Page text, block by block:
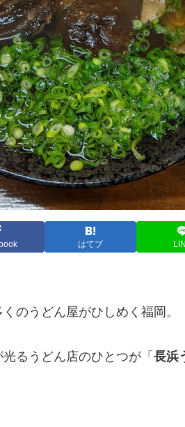
はてブ
のうどん屋がひしめく福岡。
るうどん店のひとつが「 長浜